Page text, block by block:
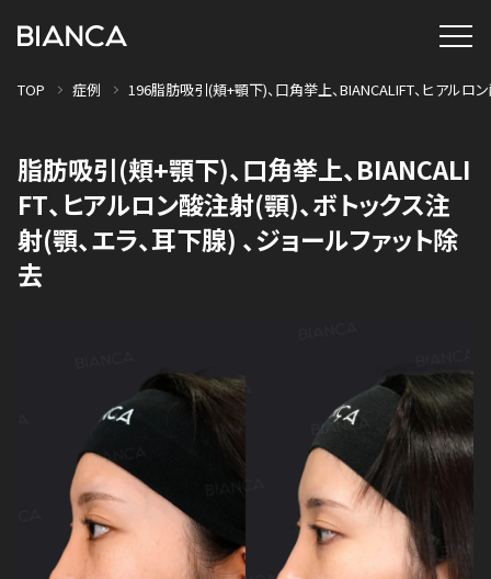
TOP 症例 196脂肪吸引(頬+顎下)、口角挙上、BIANCALIFT、ヒアルロ
脂肪吸引(頬+顎下)、口角挙上、BIANCALI
FT、ヒアルロン酸注射(顎)、ボトックス注
射(顎、エラ、耳下腺) 、ジョールファット除
去